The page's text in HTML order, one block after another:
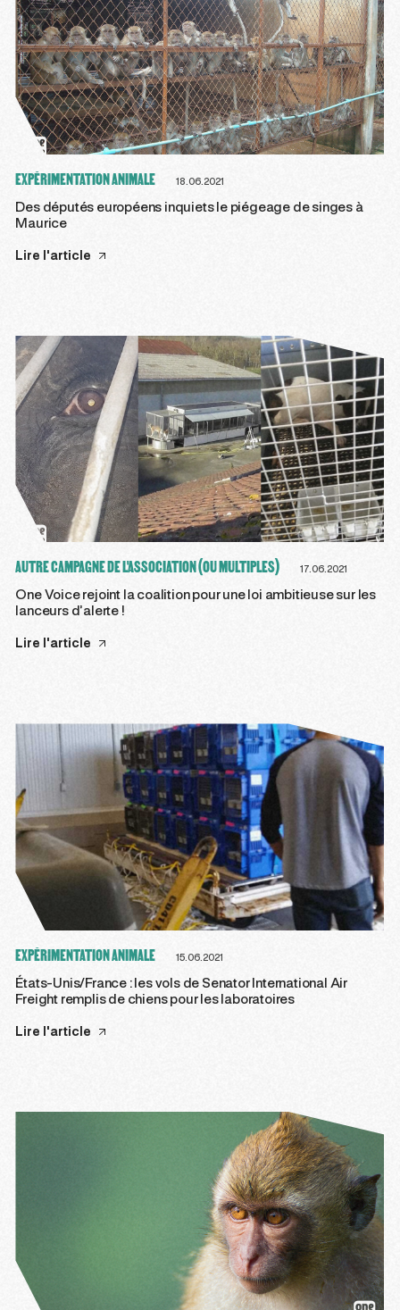
EXPÉRIMENTATION ANIMALE 18.06.2021
Des députés européens inquiets le piégeage de singes à
Maurice
Lire l'article
AUTRE CAMPAGNE DE L'ASSOCIATION (OU MULTIPLES) 17.06.2021
One Voice rejoint la coalition pour une loi ambitieuse sur les
lanceurs d’alerte !
Lire l'article
EXPÉRIMENTATION ANIMALE 15.06.2021
États-Unis/France : les vols de Senator International Air
Freight remplis de chiens pour les laboratoires
Lire l'article